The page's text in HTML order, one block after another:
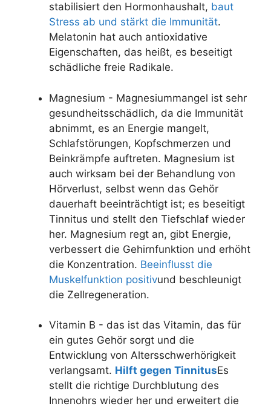
stabilisiert den Hormonhaushalt, baut
Stress ab und stärkt die Immunität.
Melatonin hat auch antioxidative
Eigenschaften, das heißt, es beseitigt
schädliche freie Radikale.
Magnesium - Magnesiummangel ist sehr
gesundheitsschädlich, da die Immunität
abnimmt, es an Energie mangelt,
Schlafstörungen, Kopfschmerzen und
Beinkrämpfe auftreten. Magnesium ist
auch wirksam bei der Behandlung von
Hörverlust, selbst wenn das Gehör
dauerhaft beeinträchtigt ist; es beseitigt
Tinnitus und stellt den Tiefschlaf wieder
her. Magnesium regt an, gibt Energie,
verbessert die Gehirnfunktion und erhöht
die Konzentration. Beeinflusst die
Muskelfunktion positivund beschleunigt
die Zellregeneration.
Vitamin B - das ist das Vitamin, das für
ein gutes Gehör sorgt und die
Entwicklung von Altersschwerhörigkeit
verlangsamt. Hilft gegen TinnitusEs
stellt die richtige Durchblutung des
Innenohrs wieder her und erweitert die